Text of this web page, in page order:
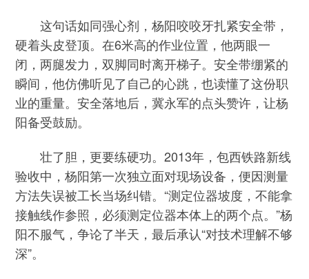
这句话如同强心剂，杨阳咬咬牙扎紧安全带，
硬着头皮登顶。在6米高的作业位置，他两眼一
闭，两腿发力，双脚同时离开梯子。安全带绷紧的
瞬间，他仿佛听见了自己的心跳，也读懂了这份职
业的重量。安全落地后，冀永军的点头赞许，让杨
阳备受鼓励。
壮了胆，更要练硬功。2013年，包西铁路新线
验收中，杨阳第一次独立面对现场设备，便因测量
方法失误被工长当场纠错。“测定位器坡度，不能拿
接触线作参照，必须测定位器本体上的两个点。”杨
阳不服气，争论了半天，最后承认“对技术理解不够
深”。